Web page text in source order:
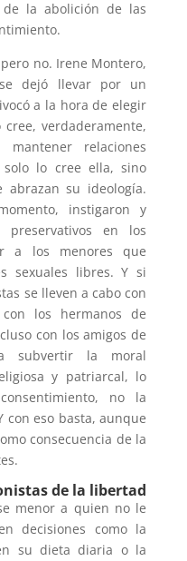
la abolición de las
no. Irene Montero,
dejó llevar por un
a la hora de elegir
verdaderamente,
relaciones
solo lo cree ella, sino
abrazan su ideología.
instigaron y
en los
a los menores que
sexuales libres. Y si
se lleven a cabo con
los hermanos de
con los amigos de
subvertir la moral
y patriarcal, lo
no la
con eso basta, aunque
consecuencia de la
de la libertad
menor a quien no le
decisiones como la
su dieta diaria o la